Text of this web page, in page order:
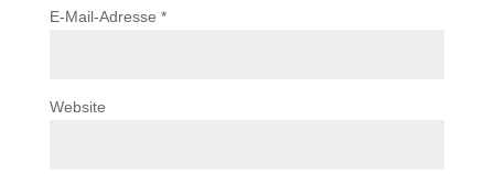
E-Mail-Adresse *
Website